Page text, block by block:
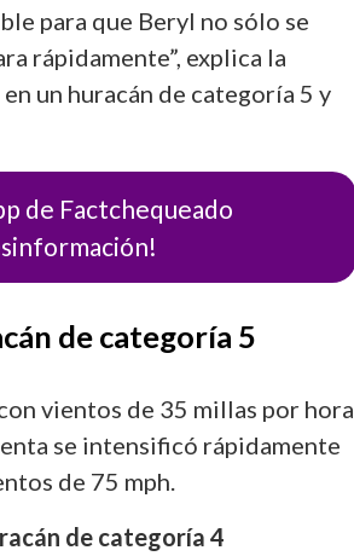
para que Beryl no sólo se
rápidamente”, explica la
un huracán de categoría 5 y
de Factchequeado
de categoría 5
con vientos de 35 millas por hora
se intensificó rápidamente
de 75 mph.
de categoría 4